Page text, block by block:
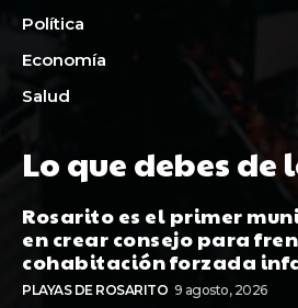
Política
Economía
Salud
Lo que debes de
Rosarito es el primer
en crear consejo para
cohabitación forzada
PLAYAS DE ROSARITO 9 agosto, 2026